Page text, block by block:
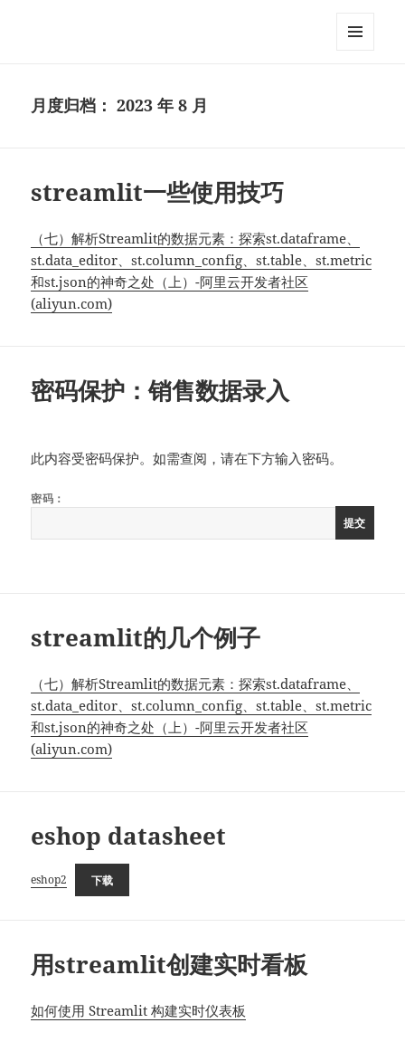
月度归档：2023 年 8 月
streamlit一些使用技巧
（七）解析Streamlit的数据元素：探索st.dataframe、
st.data_editor、st.column_config、st.table、st.metric
和st.json的神奇之处（上）-阿里云开发者社区
(aliyun.com)
密码保护：销售数据录入
此内容受密码保护。如需查阅，请在下方输入密码。
密码：
streamlit的几个例子
（七）解析Streamlit的数据元素：探索st.dataframe、
st.data_editor、st.column_config、st.table、st.metric
和st.json的神奇之处（上）-阿里云开发者社区
(aliyun.com)
eshop datasheet
eshop2 下载
用streamlit创建实时看板
如何使用 Streamlit 构建实时仪表板